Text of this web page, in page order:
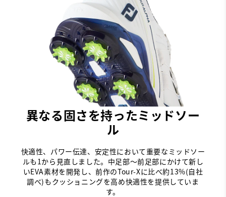
異なる固さを持ったミッドソー
ル
快適性、パワー伝達、安定性において重要なミッドソー
ルも1から見直しました。中足部〜前足部にかけて新し
いEVA素材を開発し、前作のTour-Xに比べ約13%(自社
調べ)もクッショニングを高め快適性を提供していま
す。